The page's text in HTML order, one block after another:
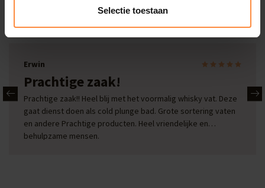
Selectie toestaan
Onze reviews
Bekijk alle reviews
Erwin
Prachtige zaak!
Prachtige zaak!! Heel blij met het voormalig whisky vat. Deze
gaat dienst doen als cold plunge bad. Grote sortering vaten
en andere Prachtige producten. Heel vriendelijke en
behulpzame mensen.